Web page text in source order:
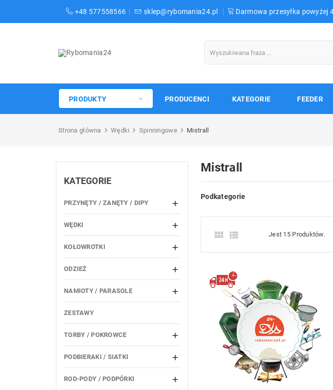
+48 577558566 sklep@rybomania24.pl Darmowa przesyłka powyżej
PRODUKTY PRODUCENCI KATEGORIE FEEDER
Strona główna Wędki Spinningowe Mistrall
KATEGORIE
PRZYNĘTY / ZANĘTY / DIPY 
WĘDKI 
KOŁOWROTKI 
ODZIEŻ 
NAMIOTY / PARASOLE 
ZESTAWY
TORBY / POKROWCE 
PODBIERAKI / SIATKI 
ROD-PODY / PODPÓRKI 
Mistrall
Podkategorie
  Jest 15 Produktów.